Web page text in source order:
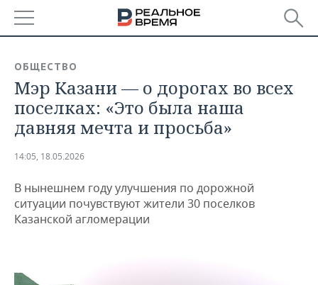
БАШКОРТОСТАН
ТАТАРСТАН
НОВОСТИ
АНАЛИТИКА
ДЕКЛАРАЦИИ О ДОХОДАХ
КОРОЛИ ГОСЗАКАЗА ПФО
КОМУ ПРИНАДЛЕЖАТ
НОВОСТИ ЭКОНОМИКИ
ФИНАНСЫ
БЮДЖЕТ
ПРОМЫШЛЕННОСТЬ
НОВОСТИ
ПРОМЫШЛЕННОСТИ
НЕДВИЖИМОСТЬ
НОВОСТИ АВТО
БИЗНЕС
ОБЩЕСТВО
Мэр Казани — о дорогах во всех
поселках: «Это была наша
давняя мечта и просьба»
14:05, 18.05.2026
В нынешнем году улучшения по дорожной
ситуации почувствуют жители 30 поселков
Казанской агломерации